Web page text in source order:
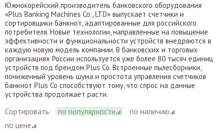
Южнокорейский производитель банковского оборудования
«Plus Banking Machines Co., LTD» выпускает счетчики и
сортировщики банкнот, адаптированные для российского
потребителя. Новые технологии, направленные на повышение
эффективности и функциональности устройств внедряются в
каждую новую модель компании. В банковских и торговых
организациях России используется уже более 80 тысяч единиц
устройств под брендом Plus Co. Встроенные пылесборники,
пониженный уровень шума и простота управления счетчиков
банкнот Plus Co способствуют тому, что спрос на данные
устройства продолжает расти.
Сортировать: по популярности
по наличию
по цене